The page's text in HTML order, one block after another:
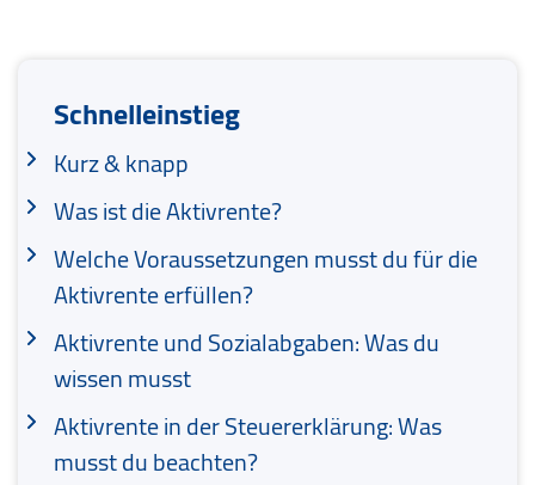
Schnelleinstieg
Kurz & knapp
Was ist die Aktivrente?
Welche Voraussetzungen musst du für die
Aktivrente erfüllen?
Aktivrente und Sozialabgaben: Was du
wissen musst
Aktivrente in der Steuererklärung: Was
musst du beachten?